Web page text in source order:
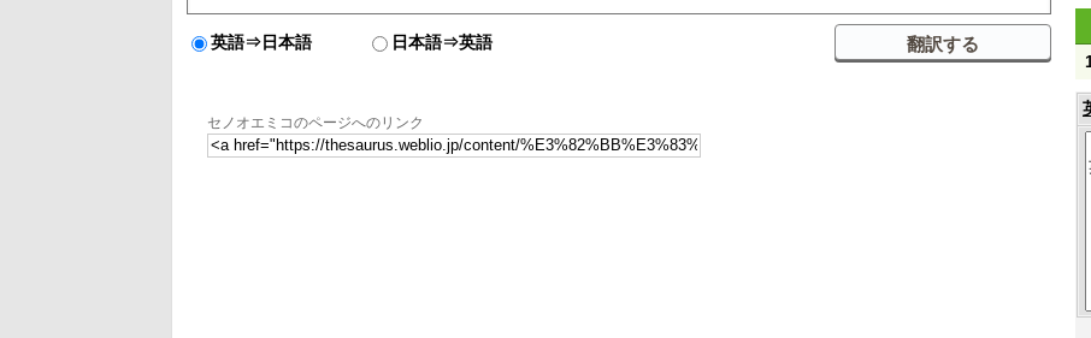
英語⇒日本語 日本語⇒英語
セノオエミコのページへのリンク